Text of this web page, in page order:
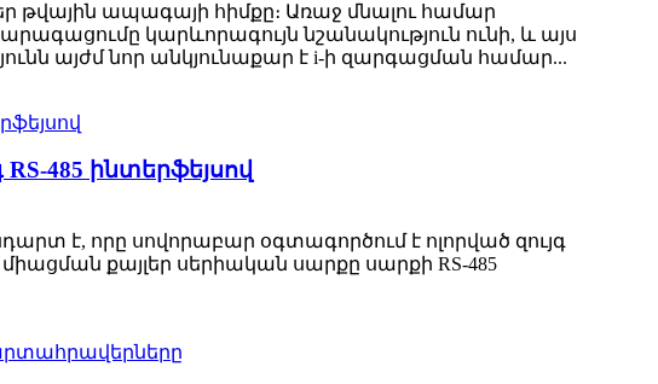
թվային ապագայի հիմքը։ Առաջ մնալու համար
կարևորագույն նշանակություն ունի, և այս
այժմ նոր անկյունաքար է i-ի զարգացման համար...
485 ինտերֆեյսով
է, որը սովորաբար օգտագործում է ոլորված զույգ
քայլեր սերիական սարքը սարքի RS-485